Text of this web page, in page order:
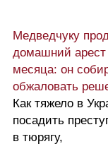
Медведчуку
домашний арест
месяца: он
обжаловать
Как тяжело в
посадить
в тюрягу,